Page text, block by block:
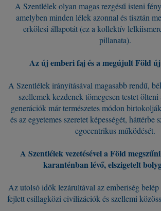
A Szentlélek olyan magas rezgésű isteni
amelyben minden lélek azonnal és tisztán
erkölcsi állapotát (ez a kollektív
pillanata).
Az új emberi faj és a megújult Föld új
A Szentlélek irányításával magasabb rendű,
szellemek kezdenek tömegesen testet
generációk már természetes módon
és az egyetemes szeretet képességét,
egocentrikus működését.
A Szentlélek vezetésével a Föld
karanténban lévő, elszigetelt
Az utolsó idők lezárultával az emberiség belép
fejlett csillagközi civilizációk és szellemi